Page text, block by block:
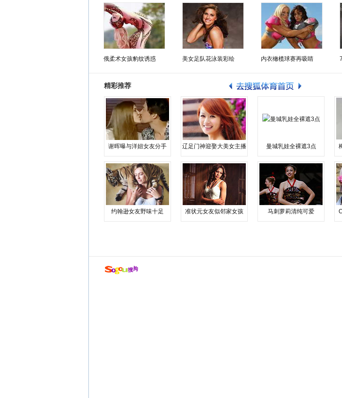
俄柔术女孩豹纹诱惑 美女足队花泳装彩绘 内衣橄榄球赛再吸睛
精彩推荐
谢晖曝与洋妞女友分手 辽足门神迎娶大美女主播 曼城乳娃全裸遮3点
约翰逊女友野味十足 准状元女友似邻家女孩 马刺萝莉清纯可爱